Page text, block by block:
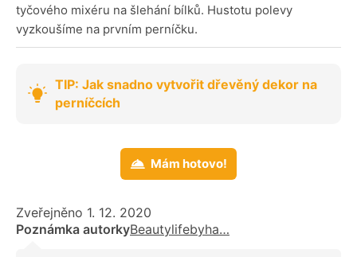
tyčového mixéru na šlehání bílků. Hustotu polevy
vyzkoušíme na prvním perníčku.
TIP: Jak snadno vytvořit dřevěný dekor na
perníčcích
Mám hotovo!
Zveřejněno 1. 12. 2020
Poznámka autorkyBeautylifebyha…